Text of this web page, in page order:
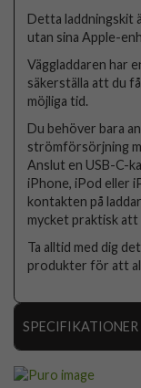
Detta laddningskit
utan sina Apple-
Väggladdaren har
säkerställa att du
möjliga tid.
Du behöver bara
strömförsörjning
Anslut en USB-C-
iPhone, iPod eller
kontakten på
mycket praktisk att
Ta alltid med dig
produkter för att
SPECIFIKATIONER